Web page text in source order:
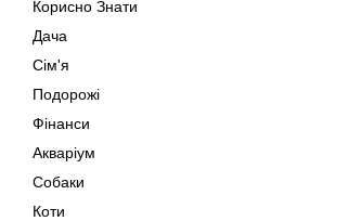
Корисно Знати
Дача
Сім'я
Подорожі
Фінанси
Акваріум
Собаки
Коти